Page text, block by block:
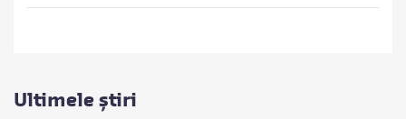
Ultimele știri